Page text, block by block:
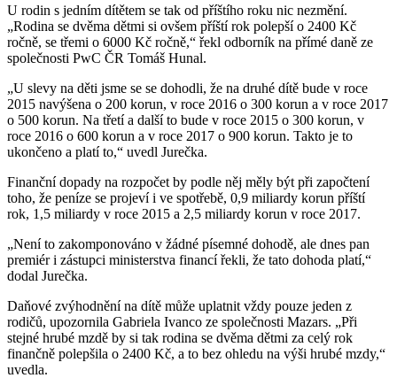
U rodin s jedním dítětem se tak od příštího roku nic nezmění.
„Rodina se dvěma dětmi si ovšem příští rok polepší o 2400 Kč
ročně, se třemi o 6000 Kč ročně,“ řekl odborník na přímé daně ze
společnosti PwC ČR Tomáš Hunal.
„U slevy na děti jsme se se dohodli, že na druhé dítě bude v roce
2015 navýšena o 200 korun, v roce 2016 o 300 korun a v roce 2017
o 500 korun. Na třetí a další to bude v roce 2015 o 300 korun, v
roce 2016 o 600 korun a v roce 2017 o 900 korun. Takto je to
ukončeno a platí to,“ uvedl Jurečka.
Finanční dopady na rozpočet by podle něj měly být při započtení
toho, že peníze se projeví i ve spotřebě, 0,9 miliardy korun příští
rok, 1,5 miliardy v roce 2015 a 2,5 miliardy korun v roce 2017.
„Není to zakomponováno v žádné písemné dohodě, ale dnes pan
premiér i zástupci ministerstva financí řekli, že tato dohoda platí,“
dodal Jurečka.
Daňové zvýhodnění na dítě může uplatnit vždy pouze jeden z
rodičů, upozornila Gabriela Ivanco ze společnosti Mazars. „Při
stejné hrubé mzdě by si tak rodina se dvěma dětmi za celý rok
finančně polepšila o 2400 Kč, a to bez ohledu na výši hrubé mzdy,“
uvedla.